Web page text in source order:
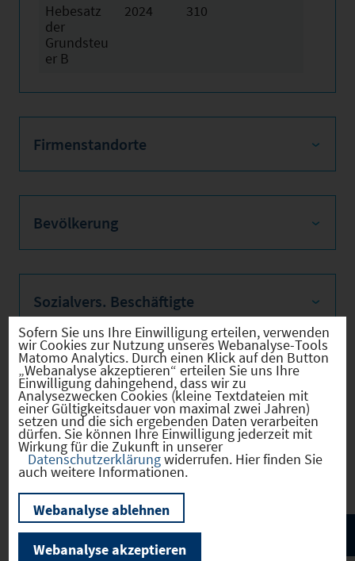
Hebesatz
der
Grundsteu
er B
2024 310
Firmenstandorte
Bevölkerung
Sozialvers. Beschäftigte
Verkehrsinfrastruktur
Kommunale Infrastruktur
Sofern Sie uns Ihre Einwilligung erteilen, verwenden
wir Cookies zur Nutzung unseres Webanalyse-Tools
Matomo Analytics. Durch einen Klick auf den Button
„Webanalyse akzeptieren“ erteilen Sie uns Ihre
Einwilligung dahingehend, dass wir zu
Analysezwecken Cookies (kleine Textdateien mit
einer Gültigkeitsdauer von maximal zwei Jahren)
setzen und die sich ergebenden Daten verarbeiten
dürfen. Sie können Ihre Einwilligung jederzeit mit
Wirkung für die Zukunft in unserer
Datenschutzerklärungwiderrufen. Hier finden Sie
auch weitere Informationen.
Webanalyse ablehnen
Webanalyse akzeptieren